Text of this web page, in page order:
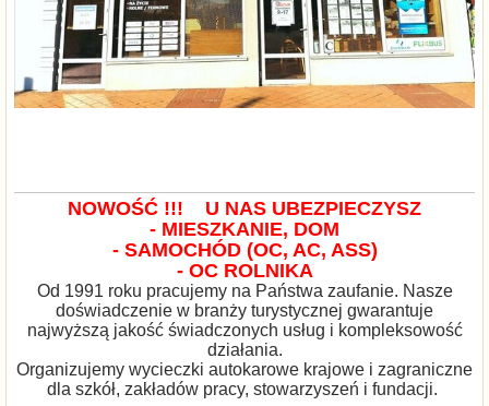
NOWOŚĆ !!! U NAS UBEZPIECZYSZ
- MIESZKANIE, DOM
- SAMOCHÓD (OC, AC, ASS)
- OC ROLNIKA
Od 1991 roku pracujemy na Państwa zaufanie. Nasze
doświadczenie w branży turystycznej gwarantuje
najwyższą jakość świadczonych usług i kompleksowość
działania.
Organizujemy wycieczki autokarowe krajowe i zagraniczne
dla szkół, zakładów pracy, stowarzyszeń i fundacji.